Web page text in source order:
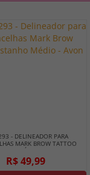
- DELINEADOR PARA
MARK BROW TATTOO
MÉDIO - AVON
R$ 49,99